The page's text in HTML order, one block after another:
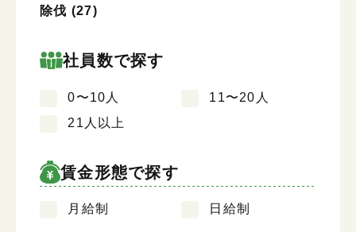
除伐 (27)
社員数で探す
0〜10人
11〜20人
21人以上
賃金形態で探す
月給制 日給制